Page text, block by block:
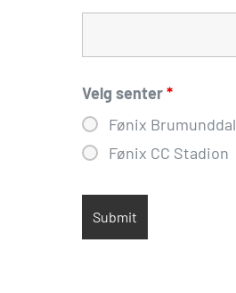
Velg senter*
Fønix Brumunddal
Fønix CC Stadion